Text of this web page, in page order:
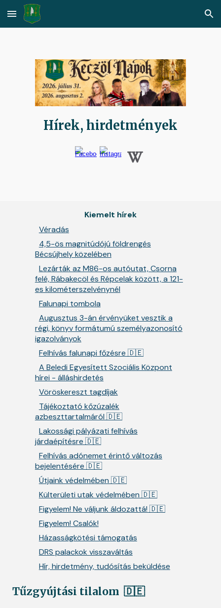
Skip to main content Skip to navigation
Hírek, hirdetmények
Kiemelt hírek
Véradás
4,5-ös magnitúdójú földrengés
Bécsújhely közelében
Lezárták az M86-os autóutat, Csorna
felé, Rábakecöl és Répcelak között, a 121-
es kilométerszelvénynél
Falunapi tombola
Augusztus 3-án érvényüket vesztik a
régi, könyv formátumú személyazonosító
igazolványok
Felhívás falunapi főzésre 🇩🇪
A Beledi Egyesített Szociális Központ
hírei - álláshirdetés
Vöröskereszt tagdíjak
Tájékoztató kőzúzalék
azbeszttartalmáról 🇩🇪
Lakossági pályázati felhívás
járdaépítésre 🇩🇪
Felhívás adónemet érintő változás
bejelentésére 🇩🇪
Útjaink védelmében 🇩🇪
Külterületi utak védelmében 🇩🇪
Figyelem! Ne váljunk áldozattá! 🇩🇪
Figyelem! Csalók!
Házasságkötési támogatás
DRS palackok visszaváltás
Hír, hirdetmény, tudósítás beküldése
Tűzgyújtási tilalom 🇩🇪